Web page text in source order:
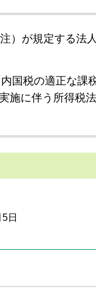
）が規定する法
国税の適正な
施に伴う所得税
日